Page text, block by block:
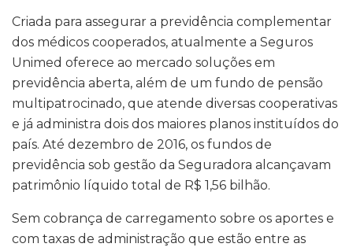
Criada para assegurar a previdência complementar
dos médicos cooperados, atualmente a Seguros
Unimed oferece ao mercado soluções em
previdência aberta, além de um fundo de pensão
multipatrocinado, que atende diversas cooperativas
e já administra dois dos maiores planos instituídos do
país. Até dezembro de 2016, os fundos de
previdência sob gestão da Seguradora alcançavam
patrimônio líquido total de R$ 1,56 bilhão.
Sem cobrança de carregamento sobre os aportes e
com taxas de administração que estão entre as